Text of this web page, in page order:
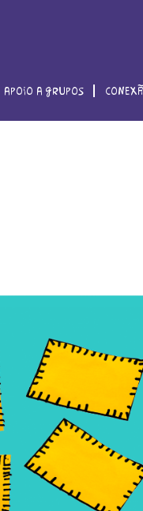
apoio a grupos